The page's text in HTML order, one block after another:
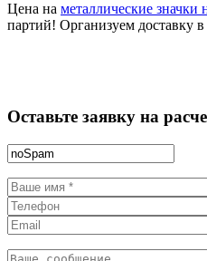
Цена на металлические значки
партий! Организуем доставку
Оставьте заявку на